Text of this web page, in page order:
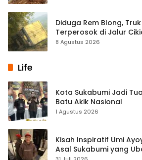
Diduga Rem Blong,
Terperosok di Jalur
Palabuhanratu
8 Agustus 2026
Life
Kota Sukabumi Jadi
Batu Akik Nasional
1 Agustus 2026
Kisah Inspiratif Umi
Asal Sukabumi yang